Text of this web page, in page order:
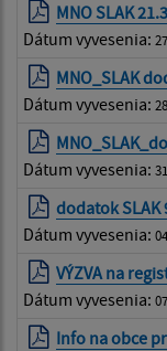
MNO SLAK
Dátum vyvesenia:
MNO_SLAK
Dátum vyvesenia:
Dátum vyvesenia:
dodatok SLAK
Dátum vyvesenia:
VÝZVA na
Dátum vyvesenia:
Info na obce